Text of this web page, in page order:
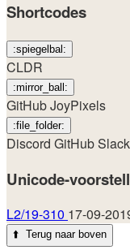
Shortcodes
:spiegelbal:
CLDR
:mirror_ball:
GitHubJoyPixels
:file_folder:
Discord GitHubSlack
Unicode-
L2/19-310 17-09-
⬆️ Terug naar boven